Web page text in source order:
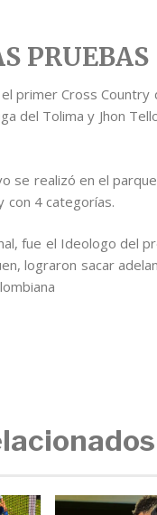
primer Cross
del Tolima y Jhon
se realizó en el
con 4 categorías.
fue el Ideologo del
lograron sacar